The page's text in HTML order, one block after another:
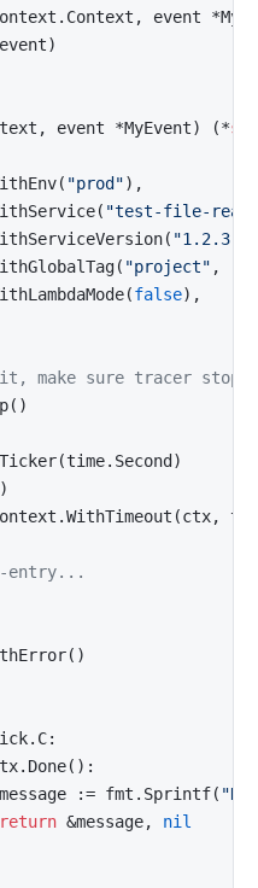
event
event *MyEvent) (*
"prod"),
"test-file-read"
"1.2.3"
"project" ,
false),
make sure tracer
entry...
:= fmt.Sprintf(
return &message, nil